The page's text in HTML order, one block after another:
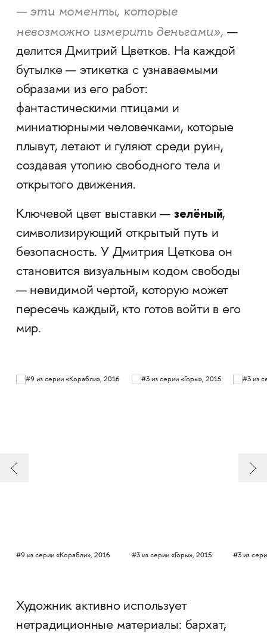
— эти моменты, которые
невозможно измерить деньгами», —
делится Дмитрий Цветков. На каждой
бутылке — этикетка с узнаваемыми
образами из его работ:
фантастическими птицами и
миниатюрными человечками, которые
плывут, летают и гуляют среди руин,
создавая утопию свободного тела и
открытого движения.
Ключевой цвет выставки — зелёный,
символизирующий открытый путь и
безопасность. У Дмитрия Цеткова он
становится визуальным кодом свободы
— невидимой чертой, которую может
пересечь каждый, кто готов войти в его
мир.
#9 из серии «Корабли», 2016 #3 из серии «Горы», 2015 #3 из
Художник активно использует
нетрадиционные материалы: бархат,